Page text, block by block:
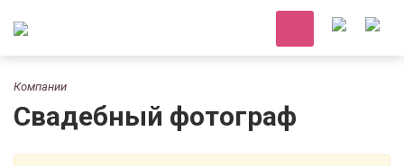
Компании
Свадебный фотограф